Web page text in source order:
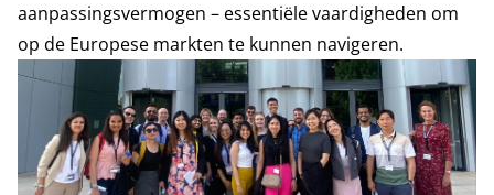
aanpassingsvermogen – essentiële vaardigheden om
op de Europese markten te kunnen navigeren.